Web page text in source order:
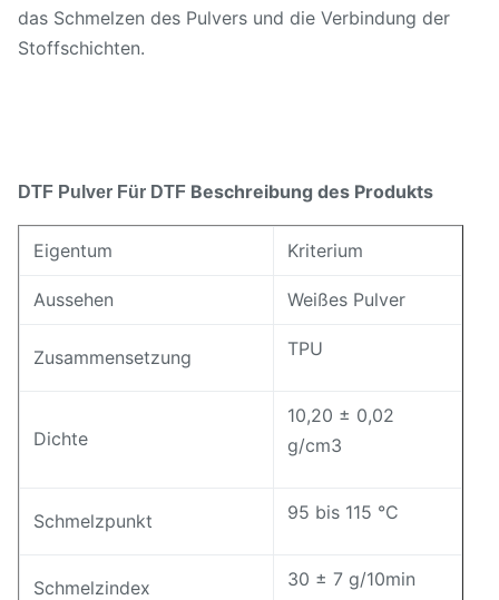
das Schmelzen des Pulvers und die Verbindung der
Stoffschichten.
DTF Pulver Für DTF Beschreibung des Produkts
Eigentum Kriterium
Aussehen Weißes Pulver
Zusammensetzung TPU
Dichte
10,20 ± 0,02
g/cm3
Schmelzpunkt 95 bis 115 °C
Schmelzindex 30 ± 7 g/10min